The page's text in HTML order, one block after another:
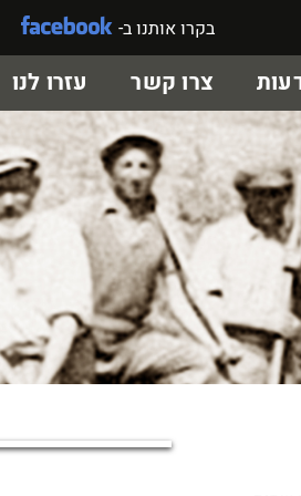
בקרו אותנו ב-
צרו קשר עזרו לנו